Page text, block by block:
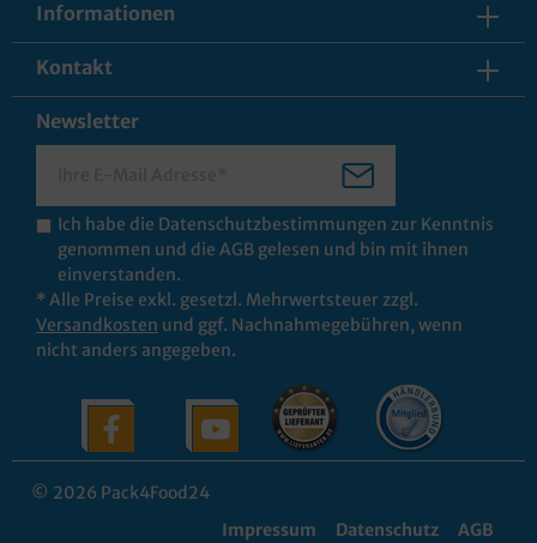
Informationen
Kontakt
Newsletter
Ich habe die Datenschutzbestimmungen zur Kenntnis
genommen und die AGB gelesen und bin mit ihnen
einverstanden.
* Alle Preise exkl. gesetzl. Mehrwertsteuer zzgl.
Versandkosten und ggf. Nachnahmegebühren, wenn
nicht anders angegeben.
© 2026 Pack4Food24
Impressum
Datenschutz AGB